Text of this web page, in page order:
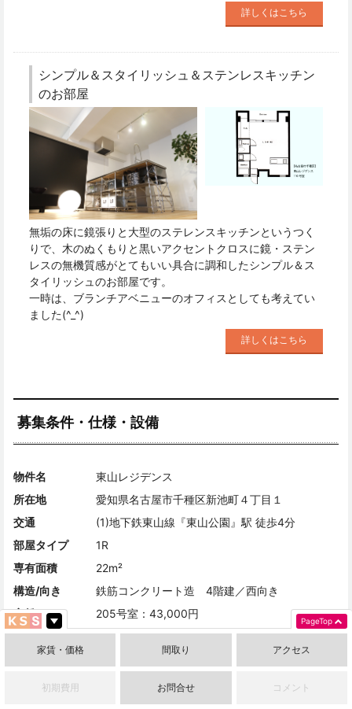
詳しくはこちら
シンプル＆スタイリッシュ＆ステンレスキッチン
のお部屋
無垢の床に鏡張りと大型のステレンスキッチンというつく
りで、木のぬくもりと黒いアクセントクロスに鏡・ステン
レスの無機質感がとてもいい具合に調和したシンプル＆ス
タイリッシュのお部屋です。
一時は、ブランチアベニューのオフィスとしても考えてい
ました(^_^)
詳しくはこちら
募集条件・仕様・設備
物件名
東山レジデンス
所在地
愛知県名古屋市千種区新池町４丁目１
交通
(1)地下鉄東山線『東山公園』駅 徒歩4分
部屋タイプ
1R
専有面積
22m²
構造/向き
鉄筋コンクリート造 4階建／西向き
家賃
205号室：43,000円
共益費
管理費：2,000円
敷金・保証金
補修費分担金：１ヶ月
1985年02月
家賃・価格 間取り アクセス
初期費用 お問合せ コメント
PageTop